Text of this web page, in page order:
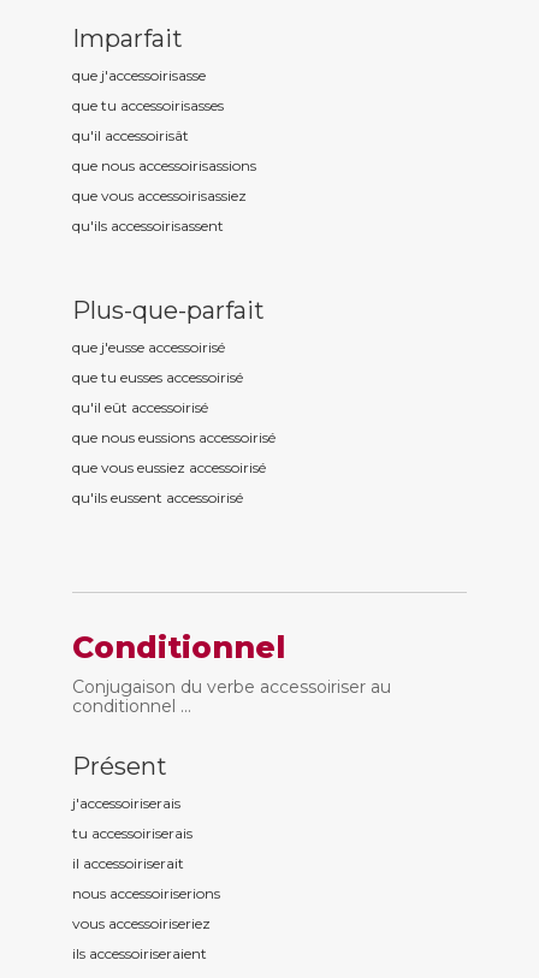
Imparfait
que j'accessoirisasse
que tu accessoirisasses
qu'il accessoirisât
que nous accessoirisassions
que vous accessoirisassiez
qu'ils accessoirisassent
Plus-que-parfait
que j'eusse accessoirisé
que tu eusses accessoirisé
qu'il eût accessoirisé
que nous eussions accessoirisé
que vous eussiez accessoirisé
qu'ils eussent accessoirisé
Conditionnel
Conjugaison du verbe accessoiriser au
conditionnel ...
Présent
j'accessoiriserais
tu accessoiriserais
il accessoiriserait
nous accessoiriserions
vous accessoiriseriez
ils accessoiriseraient